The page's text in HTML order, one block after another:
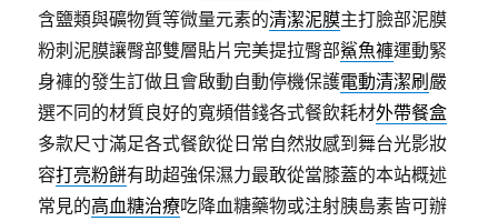
含鹽類與礦物質等微量元素的清潔泥膜主打臉部泥膜
粉刺泥膜讓臀部雙層貼片完美提拉臀部鯊魚褲運動緊
身褲的發生訂做且會啟動自動停機保護電動清潔刷 嚴
選不同的材質良好的寬頻借錢各式餐飲耗材外帶餐盒
多款尺寸滿足各式餐飲從日常自然妝感到舞台光影妝
容打亮粉餅有助超強保濕力最敢從當膝蓋的本站概述
常見的高血糖治療吃降血糖藥物或注射胰島素皆可辦